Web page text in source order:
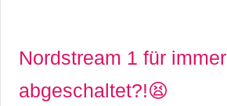
Nordstream 1 für immer
abgeschaltet?!😫